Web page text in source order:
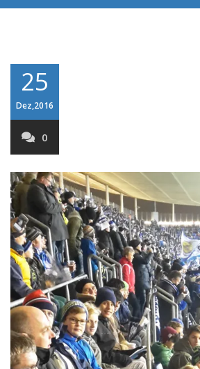
25
Dez,2016
0